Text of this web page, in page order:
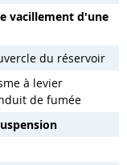
vacillement d'une
du réservoir
à levier
de fumée